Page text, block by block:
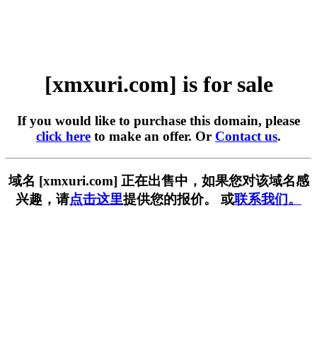
[xmxuri.com] is for sale
If you would like to purchase this domain, please
click here to make an offer. Or Contact us.
域名 [xmxuri.com] 正在出售中，如果您对该域名感
兴趣，请点击这里提供您的报价。 或联系我们。